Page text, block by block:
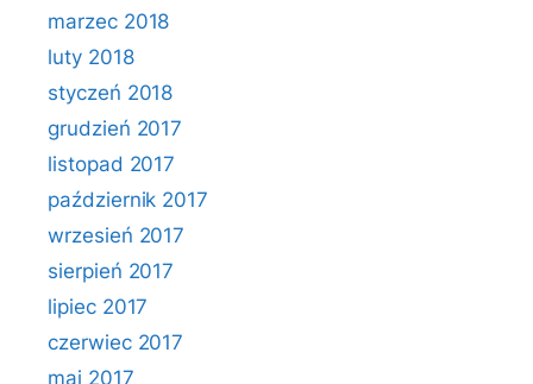
marzec 2018
luty 2018
styczeń 2018
grudzień 2017
listopad 2017
październik 2017
wrzesień 2017
sierpień 2017
lipiec 2017
czerwiec 2017
maj 2017